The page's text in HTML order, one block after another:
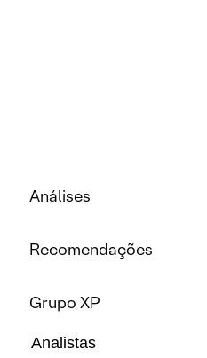
Análises
Recomendações
Grupo XP
Analistas